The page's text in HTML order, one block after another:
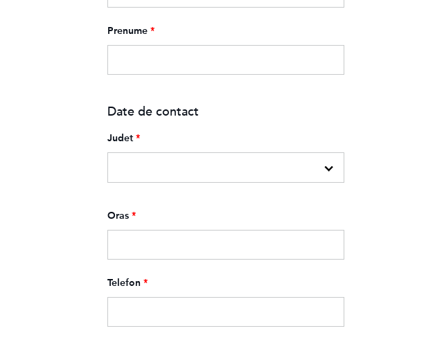
Prenume *
Date de contact
Judet *
Oras *
Telefon *